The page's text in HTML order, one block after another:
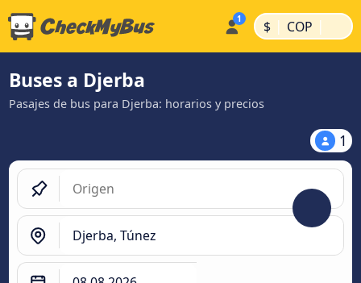
$ | COP |
Buses a Djerba
Pasajes de bus para Djerba: horarios y precios
1